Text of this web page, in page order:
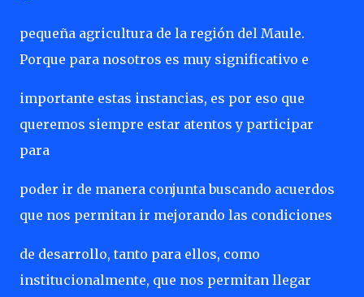
pequeña agricultura de la región del Maule.
Porque para nosotros es muy significativo e
importante estas instancias, es por eso que
queremos siempre estar atentos y participar
para
poder ir de manera conjunta buscando acuerdos
que nos permitan ir mejorando las condiciones
de desarrollo, tanto para ellos, como
institucionalmente, que nos permitan llegar